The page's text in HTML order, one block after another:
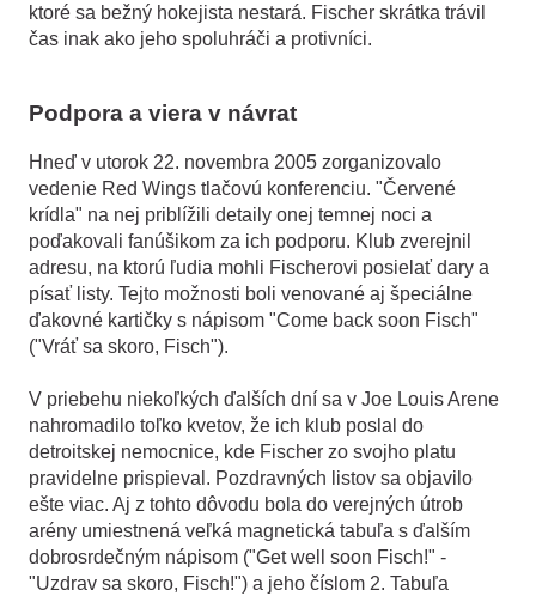
ktoré sa bežný hokejista nestará. Fischer skrátka trávil
čas inak ako jeho spoluhráči a protivníci.
Podpora a viera v návrat
Hneď v utorok 22. novembra 2005 zorganizovalo
vedenie Red Wings tlačovú konferenciu. "Červené
krídla" na nej priblížili detaily onej temnej noci a
poďakovali fanúšikom za ich podporu. Klub zverejnil
adresu, na ktorú ľudia mohli Fischerovi posielať dary a
písať listy. Tejto možnosti boli venované aj špeciálne
ďakovné kartičky s nápisom "Come back soon Fisch"
("Vráť sa skoro, Fisch").
V priebehu niekoľkých ďalších dní sa v Joe Louis Arene
nahromadilo toľko kvetov, že ich klub poslal do
detroitskej nemocnice, kde Fischer zo svojho platu
pravidelne prispieval. Pozdravných listov sa objavilo
ešte viac. Aj z tohto dôvodu bola do verejných útrob
arény umiestnená veľká magnetická tabuľa s ďalším
dobrosrdečným nápisom ("Get well soon Fisch!" -
"Uzdrav sa skoro, Fisch!") a jeho číslom 2. Tabuľa